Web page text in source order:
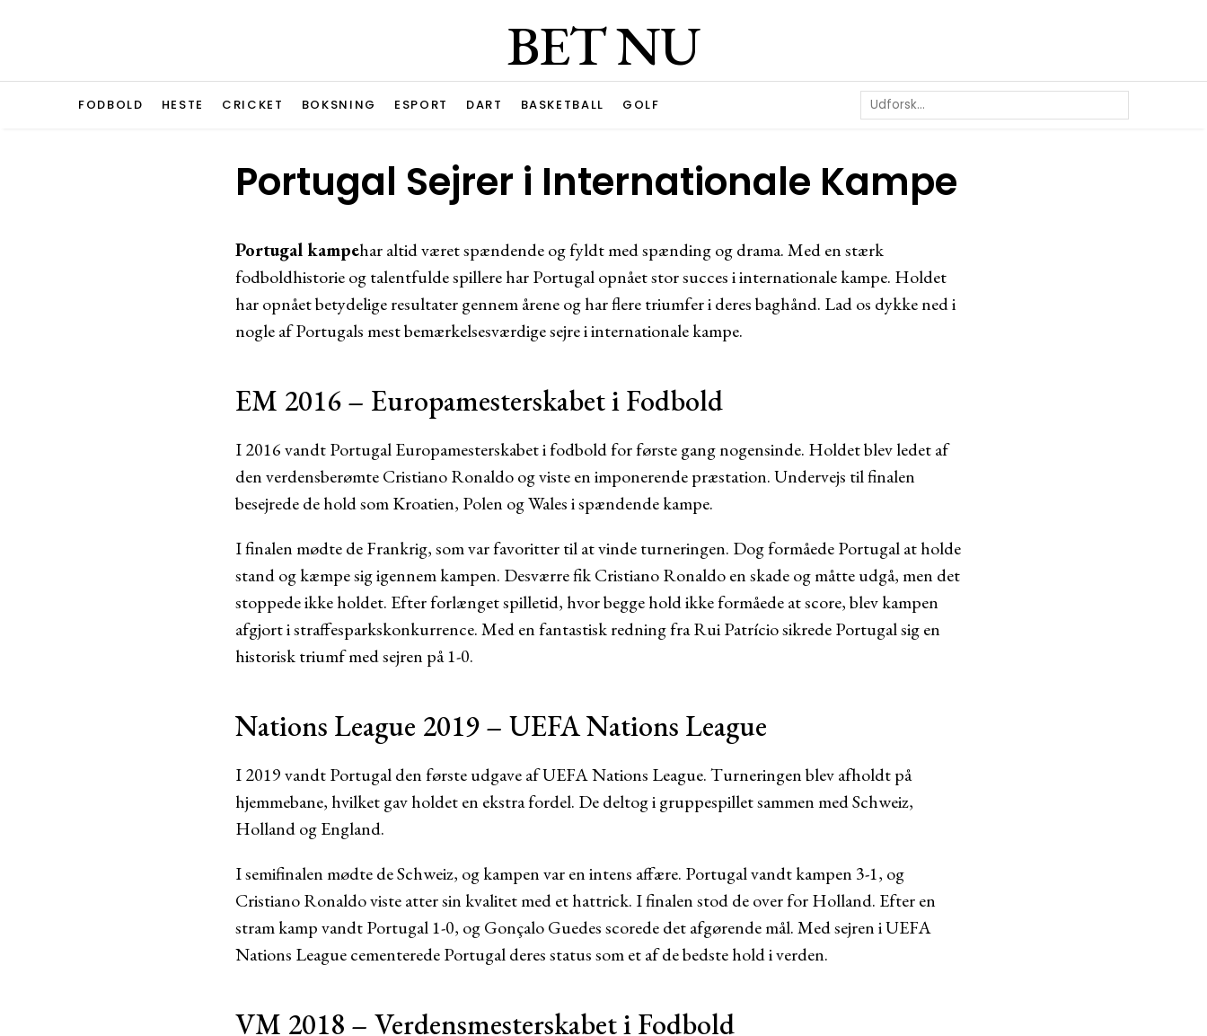
BET NU
FODBOLD HESTE CRICKET BOKSNING ESPORT DART BASKETBALL GOLF
Portugal Sejrer i Internationale Kampe
Portugal kampehar altid været spændende og fyldt med spænding og drama. Med en stærk
fodboldhistorie og talentfulde spillere har Portugal opnået stor succes i internationale kampe. Holdet
har opnået betydelige resultater gennem årene og har flere triumfer i deres baghånd. Lad os dykke ned i
nogle af Portugals mest bemærkelsesværdige sejre i internationale kampe.
EM 2016 – Europamesterskabet i Fodbold
I 2016 vandt Portugal Europamesterskabet i fodbold for første gang nogensinde. Holdet blev ledet af
den verdensberømte Cristiano Ronaldo og viste en imponerende præstation. Undervejs til finalen
besejrede de hold som Kroatien, Polen og Wales i spændende kampe.
I finalen mødte de Frankrig, som var favoritter til at vinde turneringen. Dog formåede Portugal at holde
stand og kæmpe sig igennem kampen. Desværre fik Cristiano Ronaldo en skade og måtte udgå, men det
stoppede ikke holdet. Efter forlænget spilletid, hvor begge hold ikke formåede at score, blev kampen
afgjort i straffesparkskonkurrence. Med en fantastisk redning fra Rui Patrício sikrede Portugal sig en
historisk triumf med sejren på 1-0.
Nations League 2019 – UEFA Nations League
I 2019 vandt Portugal den første udgave af UEFA Nations League. Turneringen blev afholdt på
hjemmebane, hvilket gav holdet en ekstra fordel. De deltog i gruppespillet sammen med Schweiz,
Holland og England.
I semifinalen mødte de Schweiz, og kampen var en intens affære. Portugal vandt kampen 3-1, og
Cristiano Ronaldo viste atter sin kvalitet med et hattrick. I finalen stod de over for Holland. Efter en
stram kamp vandt Portugal 1-0, og Gonçalo Guedes scorede det afgørende mål. Med sejren i UEFA
Nations League cementerede Portugal deres status som et af de bedste hold i verden.
VM 2018 – Verdensmesterskabet i Fodbold